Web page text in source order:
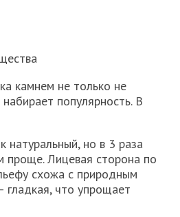
камнем не только не
популярность. В
натуральный, но в 3 раза
проще. Лицевая сторона по
схожа с природным
гладкая, что упрощает